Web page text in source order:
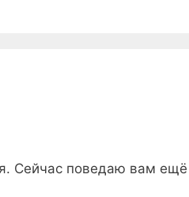
Сейчас поведаю вам